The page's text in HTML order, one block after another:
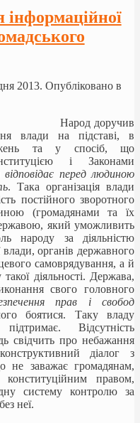
інформаційної
2013. Опубліковано в
Народ доручив
влади на підставі, в
та у спосіб, що
і Законами
відповідає перед людиною
. Така організація влади
постійного зворотного
(громадянами та їх
який уможливить
народу за діяльністю
влади, органів державного
самоврядування, а й
діяльності. Держава,
свого головного
прав і свобод
боятися. Таку владу
Відсутність
свідчить про небажання
діалог з
не заважає громадянам,
конституційним правом,
систему контролю за
неї.